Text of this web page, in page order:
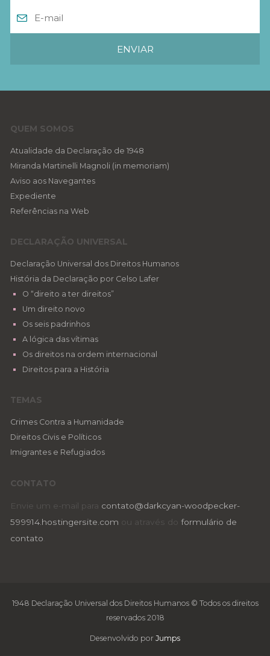
QUEM SOMOS
Atualidade da Declaração de 1948
Miranda Martinelli Magnoli (in memoriam)
Aviso aos Navegantes
Expediente
Referências na Web
DECLARAÇÃO UNIVERSAL
Declaração Universal dos Direitos Humanos
História da Declaração por Celso Lafer
O “direito a ter direitos”
Um direito novo
Os seis padrinhos
A lógica das vítimas
Os direitos na ordem internacional
Direitos para a História
TEMAS
Crimes Contra a Humanidade
Direitos Civis e Políticos
Imigrantes e Refugiados
CONTATO
Envie um e-mail para contato@darkcyan-woodpecker-
599914.hostingersite.com ou através do formulário de
contato
1948 Declaração Universal dos Direitos Humanos © Todos os direitos
reservados 2018
Desenvolvido por Jumps